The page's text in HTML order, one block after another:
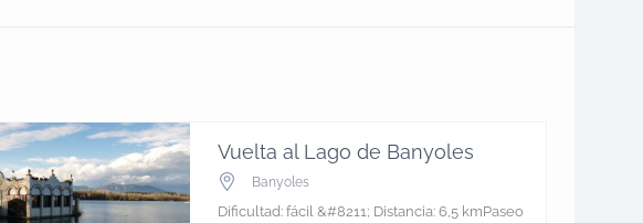
Vuelta al Lago de Banyoles
Banyoles
Dificultad: fácil &#8211; Distancia: 6,5 kmPaseo